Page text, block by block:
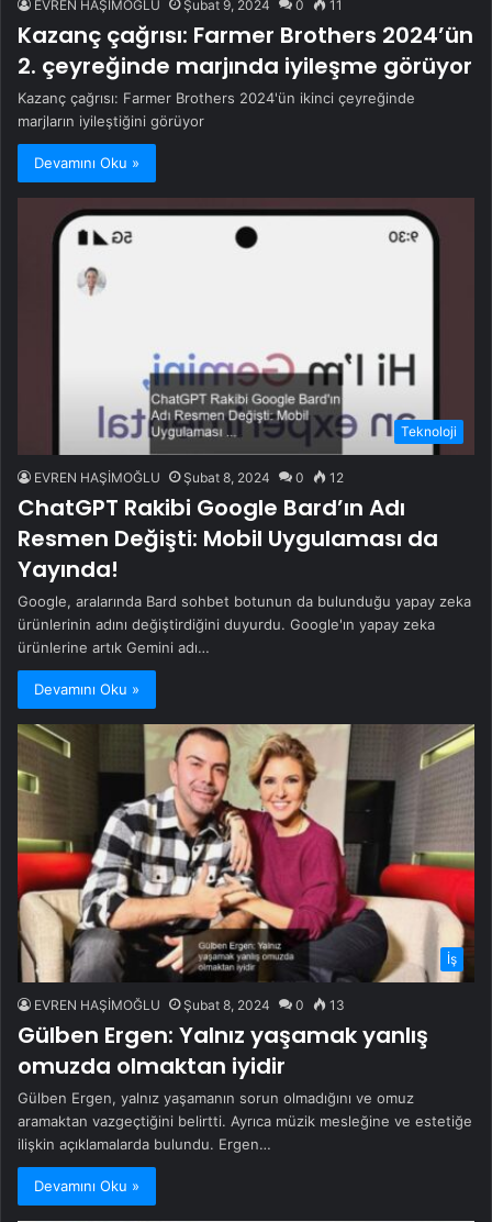
EVREN HAŞİMOĞLU Şubat 9, 2024 0 11
Kazanç çağrısı: Farmer Brothers 2024’ün
2. çeyreğinde marjında ​​iyileşme görüyor
Kazanç çağrısı: Farmer Brothers 2024'ün ikinci çeyreğinde
marjların iyileştiğini görüyor
Devamını Oku »
Teknoloji
EVREN HAŞİMOĞLU Şubat 8, 2024 0 12
ChatGPT Rakibi Google Bard’ın Adı
Resmen Değişti: Mobil Uygulaması da
Yayında!
Google, aralarında Bard sohbet botunun da bulunduğu yapay zeka
ürünlerinin adını değiştirdiğini duyurdu. Google'ın yapay zeka
ürünlerine artık Gemini adı…
Devamını Oku »
İş
EVREN HAŞİMOĞLU Şubat 8, 2024 0 13
Gülben Ergen: Yalnız yaşamak yanlış
omuzda olmaktan iyidir
Gülben Ergen, yalnız yaşamanın sorun olmadığını ve omuz
aramaktan vazgeçtiğini belirtti. Ayrıca müzik mesleğine ve estetiğe
ilişkin açıklamalarda bulundu. Ergen…
Devamını Oku »